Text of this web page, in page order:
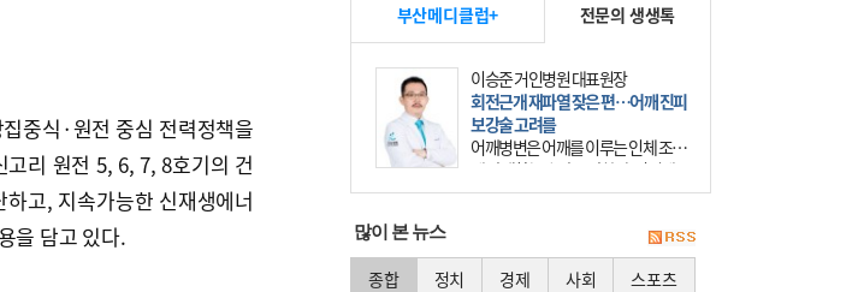
중식·원전 중심 전력정책을
리 원전 5, 6, 7, 8호기의 건
고, 지속가능한 신재생에너
을 담고 있다.
부산메디클럽+ 전문의 생생톡
이승준 거인병원 대표원장
회전근개 재파열 잦은 편…어깨 진피
보강술 고려를
어깨병변은 어깨를 이루는 인체 조직
에 발생하는 손상을 말한다. 여기에
는 오십견과 회전근개 증후군, 어깨
많이 본 뉴스
종합 정치 경제 사회 스포츠